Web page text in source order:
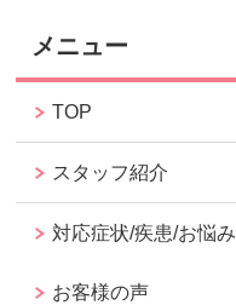
メニュー
TOP
スタッフ紹介
対応症状/疾患/お悩み
お客様の声